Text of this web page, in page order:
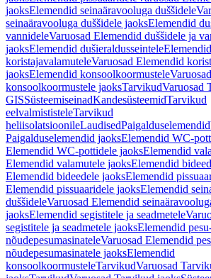
jaoksElemendid seinaäravooluga duššidele
seinaäravooluga duššidele jaoksElemendid
vannideleVaruosad Elemendid duššidele ja
jaoksElemendid dušieraldusseinteleElemendid
koristajavalamuteleVaruosad Elemendid
jaoksElemendid konsoolkoormustele
konsoolkoormustele jaoksTarvikudVaruosad
GISSüsteemiseinadKandesüsteemidTarvikud
eelvalmististeleTarvikud
heliisolatsioonileLaudisedPaigalduselemendid
Paigalduselemendid jaoksElemendid WC-
Elemendid WC-pottidele jaoksElemendid
Elemendid valamutele jaoksElemendid
Elemendid bideedele jaoksElemendid
Elemendid pissuaaridele jaoksElemendid
duššideleVaruosad Elemendid
jaoksElemendid segistitele ja seadmetele
segistitele ja seadmetele jaoksElemendid
nõudepesumasinateleVaruosad Elemendid
nõudepesumasinatele jaoksElemendid
konsoolkoormusteleTarvikudVaruosad